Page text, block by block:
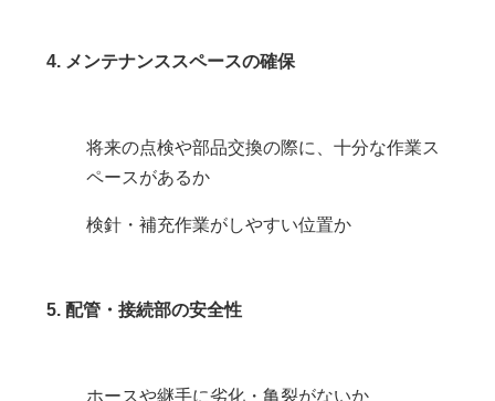
4. メンテナンススペースの確保
将来の点検や部品交換の際に、十分な作業ス
ペースがあるか
検針・補充作業がしやすい位置か
5. 配管・接続部の安全性
ホースや継手に劣化・亀裂がないか